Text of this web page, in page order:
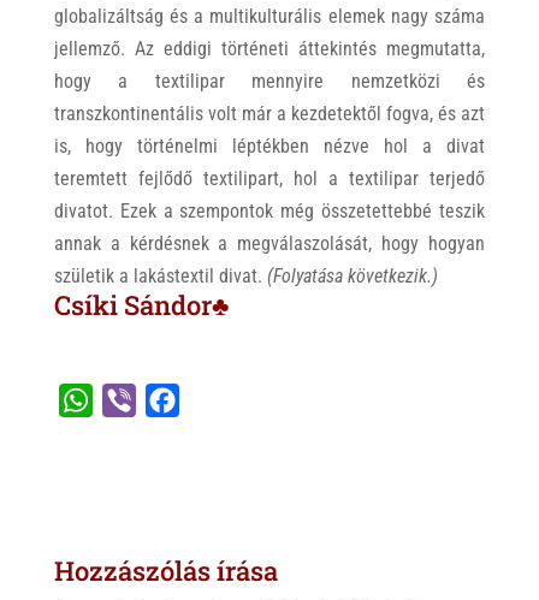
globalizáltság és a multikulturális elemek nagy száma
jellemző. Az eddigi történeti áttekintés megmutatta,
hogy a textilipar mennyire nemzetközi és
transzkontinentális volt már a kezdetektől fogva, és azt
is, hogy történelmi léptékben nézve hol a divat
teremtett fejlődő textilipart, hol a textilipar terjedő
divatot. Ezek a szempontok még összetettebbé teszik
annak a kérdésnek a megválaszolását, hogy hogyan
születik a lakástextil divat. (Folyatása következik.)
Csíki Sándor♣
A
o
Hozzászólás írása